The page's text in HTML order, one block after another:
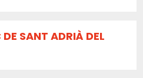
SANT ADRIÀ DEL